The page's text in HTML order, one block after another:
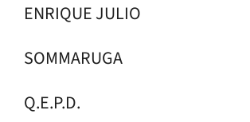
ENRIQUE JULIO
SOMMARUGA
Q.E.P.D.